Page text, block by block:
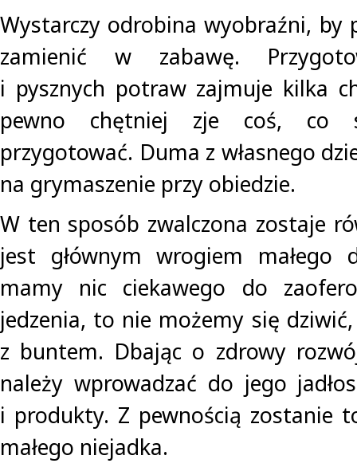
Wystarczy odrobina wyobraźni, by
zamienić w zabawę.
i pysznych potraw zajmuje kilka
pewno chętniej zje coś, co
przygotować. Duma z własnego
na grymaszenie przy obiedzie.
W ten sposób zwalczona zostaje
jest głównym wrogiem małego
mamy nic ciekawego do
jedzenia, to nie możemy się
z buntem. Dbając o zdrowy
należy wprowadzać do jego
i produkty. Z pewnością zostanie
małego niejadka.